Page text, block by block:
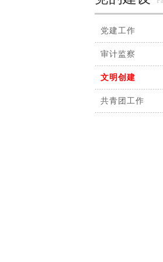
党建工作
审计监察
文明创建
共青团工作